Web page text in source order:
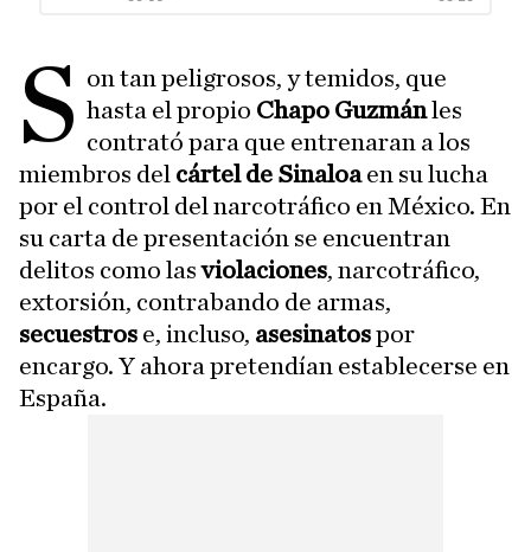
S on tan peligrosos, y temidos, que
hasta el propio Chapo Guzmánles
contrató para que entrenaran a los
miembros del cártel de Sinaloaen su lucha
por el control del narcotráfico en México. En
su carta de presentación se encuentran
delitos como lasviolaciones, narcotráfico,
extorsión, contrabando de armas,
secuestros e, incluso, asesinatospor
encargo. Y ahora pretendían establecerse en
España.